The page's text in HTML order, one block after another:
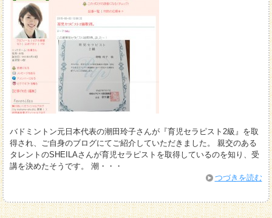
バドミントン元日本代表の潮田玲子さんが『育児セラピスト2級』を取
得され、ご自身のブログにてご紹介していただきました。 親交のある
タレントのSHEILAさんが育児セラピストを取得しているのを知り、受
講を決めたそうです。 潮・・・
つづきを読む